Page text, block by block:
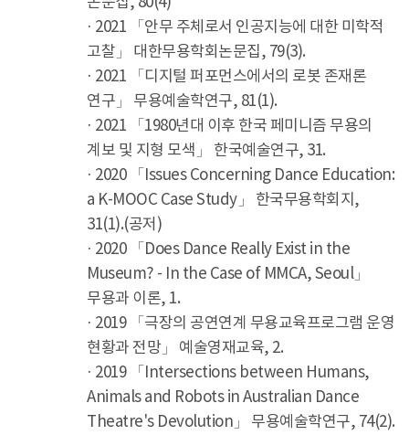
· 2021 「안무 주체로서 인공지능에 대한 미학적
고찰」 대한무용학회논문집, 79(3).
· 2021 「디지털 퍼포먼스에서의 로봇 존재론
연구」 무용예술학연구, 81(1).
· 2021 「1980년대 이후 한국 페미니즘 무용의
계보 및 지형 모색」 한국예술연구, 31.
· 2020 「Issues Concerning Dance Education:
a K-MOOC Case Study」 한국무용학회지,
31(1).(공저)
· 2020 「Does Dance Really Exist in the
Museum? - In the Case of MMCA, Seoul」
무용과 이론, 1.
· 2019 「극장의 공연연계 무용교육프로그램 운영
현황과 전망」 예술영재교육, 2.
· 2019 「Intersections between Humans,
Animals and Robots in Australian Dance
Theatre's Devolution」 무용예술학연구, 74(2).